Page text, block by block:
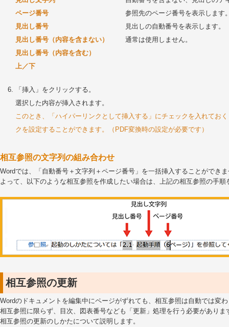
ページ番号
参照先のページ番号を表示します
見出し番号
見出しの自動番号を表示します。
見出し番号（内容を含まない）
見出し番号（内容を含む）
上／下
通常は使用しません。
「挿入」をクリックする。
選択した内容が挿入されます。
このとき、「ハイパーリンクとして挿入する」にチェックを入れてお
クを設定することができます。（PDF変換時の設定が必要です）
相互参照の文字列の組み合わせ
Wordでは、「自動番号＋文字列＋ページ番号」を一括挿入することができ
よって、以下のような相互参照を作成したい場合は、上記の相互参照の手
相互参照の更新
Wordのドキュメントを編集中にページがずれても、相互参照は自動では変
相互参照に限らず、目次、図表番号なども「更新」処理を行う必要がありま
相互参照の更新のしかたについて説明します。